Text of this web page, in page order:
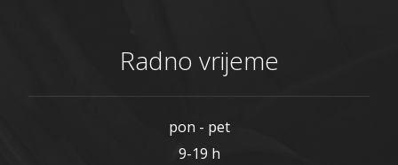
Radno vrijeme
pon - pet
9-19 h